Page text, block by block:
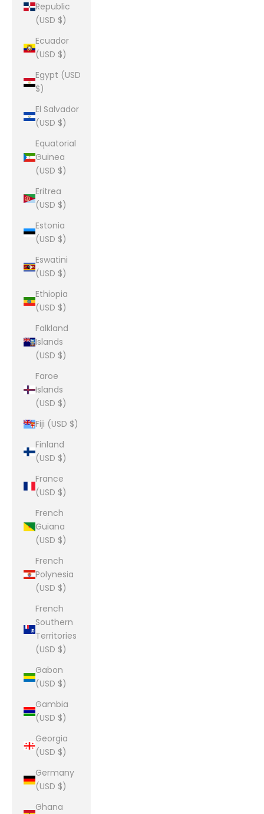
Republic
(USD $)
Ecuador
(USD $)
Egypt (USD
$)
El Salvador
(USD $)
Equatorial
Guinea
(USD $)
Eritrea
(USD $)
Estonia
(USD $)
Eswatini
(USD $)
Ethiopia
(USD $)
Falkland
Islands
(USD $)
Faroe
Islands
(USD $)
Fiji (USD $)
Finland
(USD $)
France
(USD $)
French
Guiana
(USD $)
French
Polynesia
(USD $)
French
Southern
Territories
(USD $)
Gabon
(USD $)
Gambia
(USD $)
Georgia
(USD $)
Germany
(USD $)
Ghana